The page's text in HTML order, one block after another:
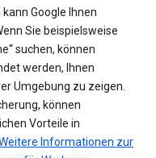
Google Ihnen
Sie beispielsweise
suchen, können
werden, Ihnen
Umgebung zu zeigen.
können
Vorteile in
Informationen zur